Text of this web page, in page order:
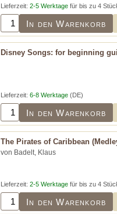
Lieferzeit: 2-5 Werktage für bis zu 4
In den Warenkorb
Disney Songs: for beginning
Lieferzeit: 6-8 Werktage (DE)
In den Warenkorb
The Pirates of Caribbean
von Badelt, Klaus
Lieferzeit: 2-5 Werktage für bis zu 4
In den Warenkorb